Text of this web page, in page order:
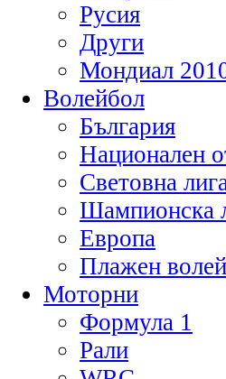
Русия
Други
Мондиал
Волейбол
България
Национален
Световна
Шампионска
Европа
Плажен
Моторни
Формула 1
Рали